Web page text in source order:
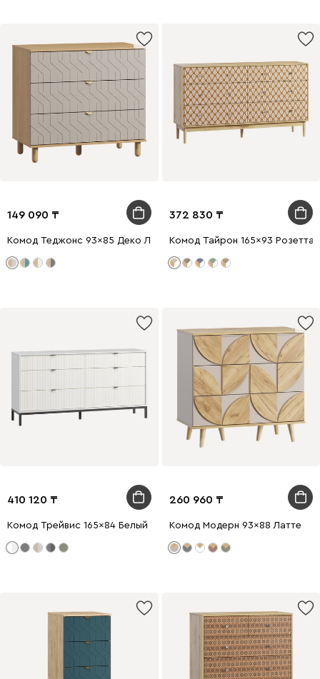
149 090
Комод Теджонс 93x85 Деко Латте
372 830
Комод Тайрон 165x93 Розетта
410 120
Комод Трейвис 165x84 Белый
260 960
Комод Модерн 93x88 Латте